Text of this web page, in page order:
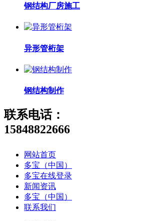
钢结构厂房施工
异形管桁架
钢结构制作
联系电话：
15848822666
网站首页
多宝（中国）
多宝在线登录
新闻资讯
多宝（中国）
联系我们